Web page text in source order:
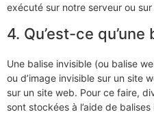
exécuté sur notre serveur ou
4. Qu’est-ce
Une balise invisible (ou balise
ou d’image invisible sur un site
sur un site web. Pour ce faire,
sont stockées à l’aide de balises